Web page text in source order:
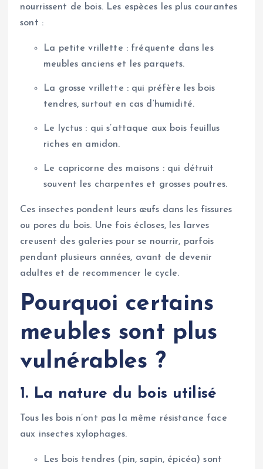
nourrissent de bois. Les espèces les plus courantes
sont :
La petite vrillette : fréquente dans les
meubles anciens et les parquets.
La grosse vrillette : qui préfère les bois
tendres, surtout en cas d’humidité.
Le lyctus : qui s’attaque aux bois feuillus
riches en amidon.
Le capricorne des maisons : qui détruit
souvent les charpentes et grosses poutres.
Ces insectes pondent leurs œufs dans les fissures
ou pores du bois. Une fois écloses, les larves
creusent des galeries pour se nourrir, parfois
pendant plusieurs années, avant de devenir
adultes et de recommencer le cycle.
Pourquoi certains
meubles sont plus
vulnérables ?
1. La nature du bois utilisé
Tous les bois n’ont pas la même résistance face
aux insectes xylophages.
Les bois tendres (pin, sapin, épicéa) sont